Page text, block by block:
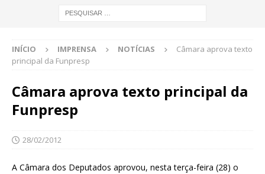
INÍCIO IMPRENSA NOTÍCIAS
Câmara aprova texto
principal da Funpresp
Câmara aprova texto principal da
Funpresp
28/02/2012
A Câmara dos Deputados aprovou, nesta terça-feira (28) o